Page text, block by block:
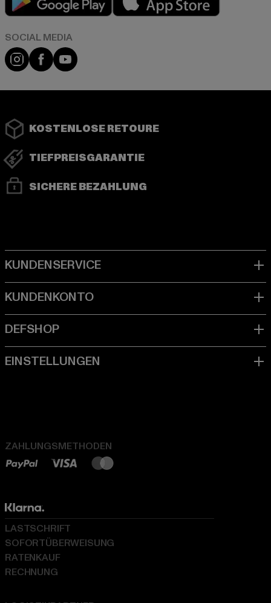
Instagram
FacebookYouTube
KOSTENLOSE RETOURE
TIEFPREISGARANTIE
SICHERE BEZAHLUNG
ZAHLUNGSMETHODEN
LASTSCHRIFT
SOFORTÜBERWEISUNG
RATENKAUF
RECHNUNG